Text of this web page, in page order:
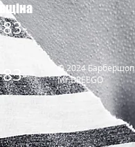
83-
© 2024 Барбершоп
Mr.BREEGO